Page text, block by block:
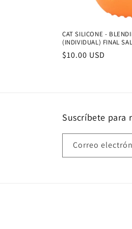
CAT SILICONE -
(INDIVIDUAL) FINAL
Precio
$10.00 USD
Suscríbete para
Correo